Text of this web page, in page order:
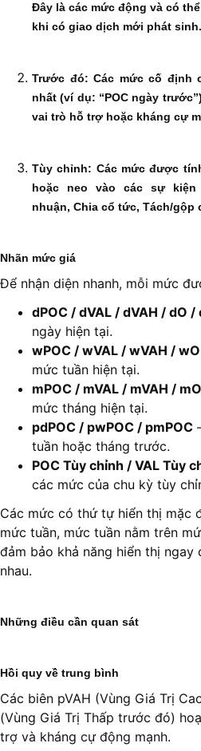
Đây là các mức động và có
khi có giao dịch mới phát sinh.
Trước đó:Các mức cố định
nhất (ví dụ: “POC ngày
vai trò hỗ trợ hoặc kháng cự
Tùy chỉnh: Các mức được
hoặc neo vào các sự
nhuận, Chia cổ tức, Tách/gộp
Nhãn mức giá
Để nhận diện nhanh, mỗi mức
dPOC / dVAL / dVAH / dO /
ngày hiện tại.
wPOC / wVAL / wVAH /
mức tuần hiện tại.
mPOC / mVAL / mVAH /
mức tháng hiện tại.
pdPOC / pwPOC / pmPOC
tuần hoặc tháng trước.
POC Tùy chỉnh / VAL Tùy
các mức của chu kỳ tùy
Các mức có thứ tự hiển thị mặc
mức tuần, mức tuần nằm trên
đảm bảo khả năng hiển thị
nhau.
Những điều cần quan sát
Hồi quy về trung bình
Các biên pVAH (Vùng Giá Trị
(Vùng Giá Trị Thấp trước đó)
trợ và kháng cự động mạnh.